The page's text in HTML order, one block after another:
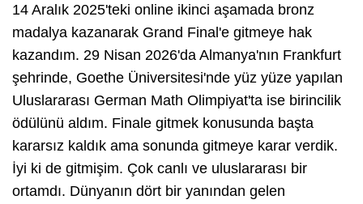
14 Aralık 2025'teki online ikinci aşamada bronz
madalya kazanarak Grand Final'e gitmeye hak
kazandım. 29 Nisan 2026'da Almanya'nın Frankfurt
şehrinde, Goethe Üniversitesi'nde yüz yüze yapılan
Uluslararası German Math Olimpiyat'ta ise birincilik
ödülünü aldım. Finale gitmek konusunda başta
kararsız kaldık ama sonunda gitmeye karar verdik.
İyi ki de gitmişim. Çok canlı ve uluslararası bir
ortamdı. Dünyanın dört bir yanından gelen